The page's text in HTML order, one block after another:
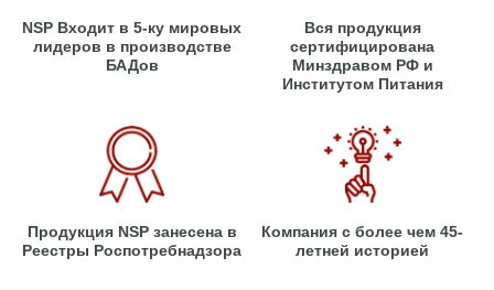
NSP Входит в 5-ку мировых
лидеров в производстве
БАДов
Вся продукция
сертифицирована
Минздравом РФ и
Институтом Питания
Продукция NSP занесена в
Реестры Роспотребнадзора
Компания с более чем 45-
летней историей